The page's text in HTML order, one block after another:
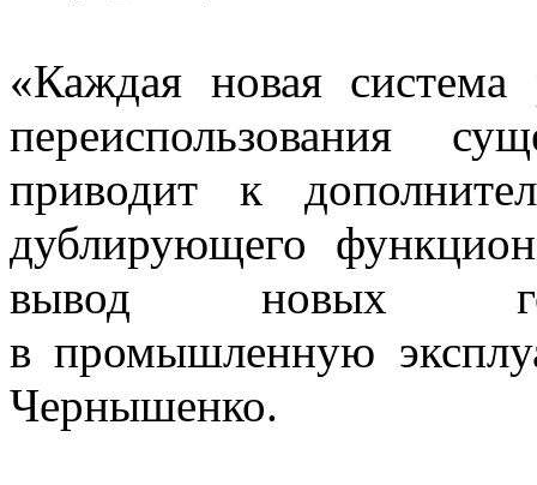
«Каждая новая система
переиспользования
приводит к
дублирующего
вывод новых
в промышленную
Чернышенко.